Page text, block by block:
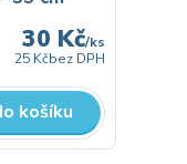
30 Kč/ks
25 Kčbez DPH
košíku